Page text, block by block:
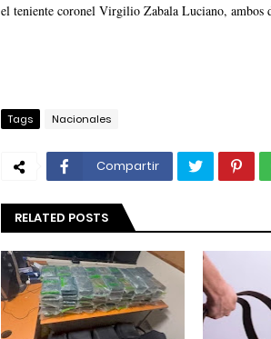
el teniente coronel Virgilio Zabala Luciano, ambos
Tags Nacionales
Compartir
RELATED POSTS